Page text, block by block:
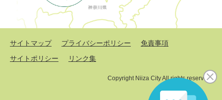
サイトマップ プライバシーポリシー
免責事項
サイトポリシー
リンク集
Copyright Niiza City All rights reserved.